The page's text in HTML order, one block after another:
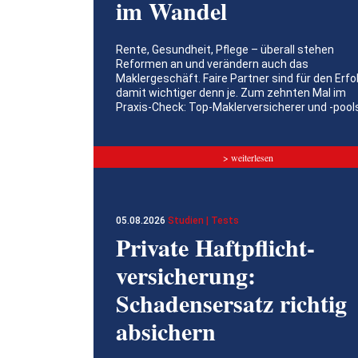
im Wandel
Rente, Gesundheit, Pflege – überall stehen
Reformen an und verändern auch das
Maklergeschäft. Faire Partner sind für den
damit wichtiger denn je. Zum zehnten Mal im
Praxis-Check: Top-Maklerversicherer und -
> weiterlesen
05.08.2026 Studien | Tests
Private Haftpflicht­
versicherung:
Schadensersatz richtig
absichern